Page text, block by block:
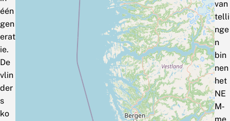
één
gen
erat
ie.
De
vlin
der
s
ko
van
telli
nge
n
bin
nen
het
NE
M‑